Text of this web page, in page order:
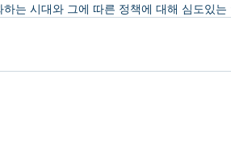
하는 시대와 그에 따른 정책에 대해 심도있